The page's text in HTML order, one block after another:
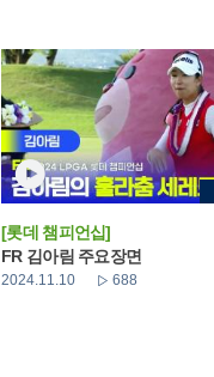
[롯데 챔피언십]
FR 김아림 주요장면
2024.11.10 688